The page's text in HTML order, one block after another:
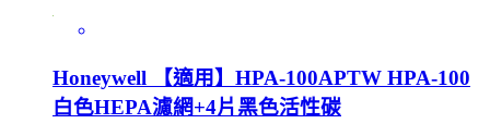
Honeywell 【適用】HPA-100APTW HPA-100
白色HEPA濾網+4片黑色活性碳